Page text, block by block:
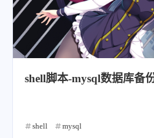
shell脚本-mysql数据库备
shell mysql